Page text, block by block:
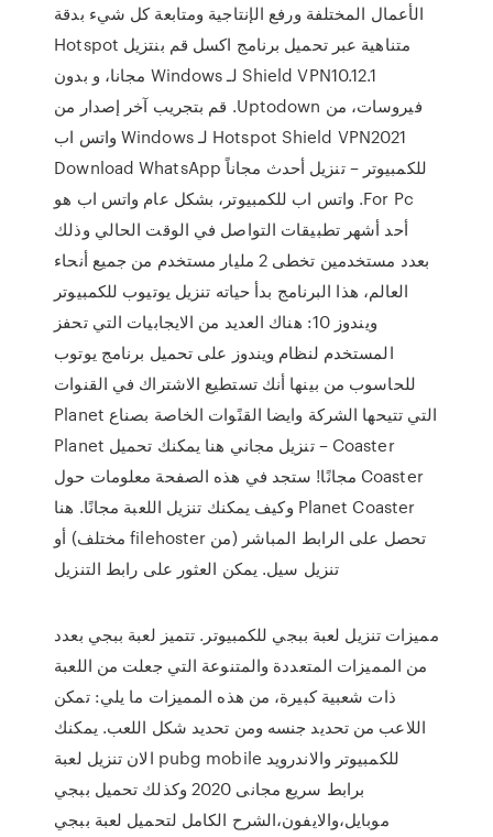
الأعمال المختلفة ورفع الإنتاجية ومتابعة كل شيء بدقة
متناهية عبر تحميل برنامج اكسل ‫قم بنتزيل Hotspot
Shield VPN10.12.1 لـ Windows مجانا، و بدون
فيروسات، من Uptodown. قم بتجريب آخر إصدار من
Hotspot Shield VPN2021 لـ Windows واتس اب
للكمبيوتر – تنزيل أحدث مجاناً Download WhatsApp
For Pc. واتس اب للكمبيوتر، بشكل عام واتس اب هو
أحد أشهر تطبيقات التواصل في الوقت الحالي وذلك
بعدد مستخدمين تخطى 2 مليار مستخدم من جميع أنحاء
العالم، هذا البرنامج بدأ حياته تنزيل يوتيوب للكمبيوتر
ويندوز 10: هناك العديد من الايجابيات التي تحفز
المستخدم لنظام ويندوز على تحميل برنامج يوتوب
للحاسوب من بينها أنك تستطيع الاشتراك في القنوات
التي تتيحها الشركة وايضا القنًوات الخاصة بصناع Planet
Coaster – تنزيل مجاني هنا يمكنك تحميل Planet
Coaster مجانًا! ستجد في هذه الصفحة معلومات حول
Planet Coaster وكيف يمكنك تنزيل اللعبة مجانًا. هنا
تحصل على الرابط المباشر (من filehoster مختلف) أو
تنزيل سيل. يمكن العثور على رابط التنزيل
مميزات تنزيل لعبة ببجي للكمبيوتر. تتميز لعبة ببجي بعدد
من المميزات المتعددة والمتنوعة التي جعلت من اللعبة
ذات شعبية كبيرة، من هذه المميزات ما يلي: تمكن
اللاعب من تحديد جنسه ومن تحديد شكل اللعب. يمكنك
الان تنزيل لعبة pubg mobile للكمبيوتر والاندرويد
برابط سريع مجانى 2020 وكذلك تحميل ببجي
موبايل،والايفون،الشرح الكامل لتحميل لعبة ببجي